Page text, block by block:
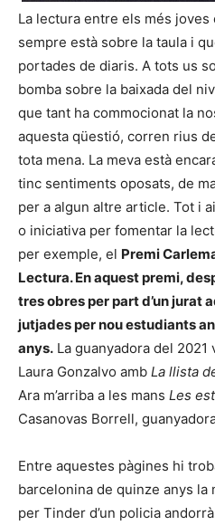
La lectura entre els més
sempre està sobre la taula i
portades de diaris. A tots us
bomba sobre la baixada del
que tant ha commocionat la
aquesta qüestió, corren rius
tota mena. La meva està
tinc sentiments oposats, de
per a algun altre article. Tot i
o iniciativa per fomentar la
per exemple, el Premi
Lectura. En aquest premi,
tres obres per part d’un jurat
jutjades per nou estudiants
anys. La guanyadora del
Laura Gonzalvo amb La llista
Ara m’arriba a les mans Les
Casanovas Borrell,
Entre aquestes pàgines hi
barcelonina de quinze anys la
per Tinder d’un policia